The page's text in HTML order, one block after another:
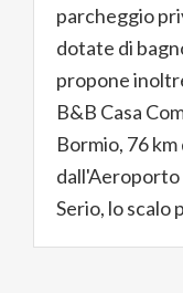
parcheggio
dotate di
propone
B&B Casa
Bormio, 76
dall'Aeroporto
Serio, lo scalo